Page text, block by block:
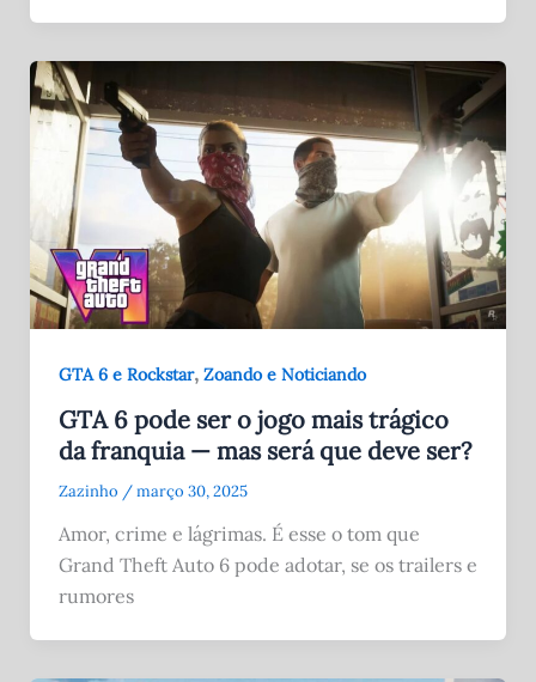
GTA 6 e Rockstar, Zoando e Noticiando
GTA 6 pode ser o jogo mais trágico
da franquia — mas será que deve ser?
Zazinho /março 30, 2025
Amor, crime e lágrimas. É esse o tom que
Grand Theft Auto 6 pode adotar, se os trailers e
rumores